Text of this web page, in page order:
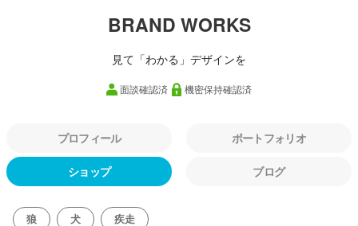
BRAND WORKS
見て「わかる」デザインを
面談確認済 機密保持確認済
プロフィール ポートフォリオ
ショップ ブログ
狼 犬 疾走